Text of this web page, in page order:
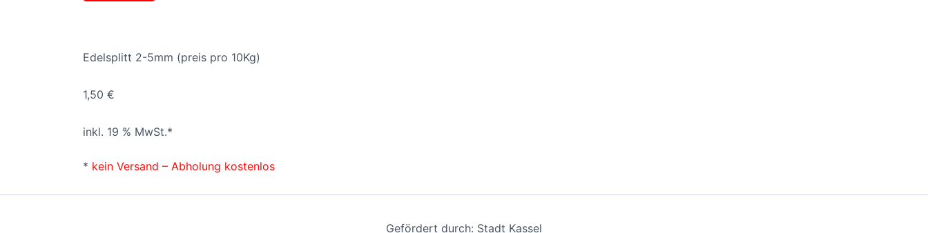
Edelsplitt 2-5mm (preis pro 10Kg)
1,50 €
inkl. 19 % MwSt.*
* kein Versand – Abholung kostenlos
Gefördert durch: Stadt Kassel